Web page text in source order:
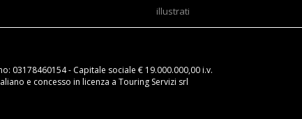
illustrati
03178460154 - Capitale sociale € 19.000.000,00 i.v.
e concesso in licenza a Touring Servizi srl